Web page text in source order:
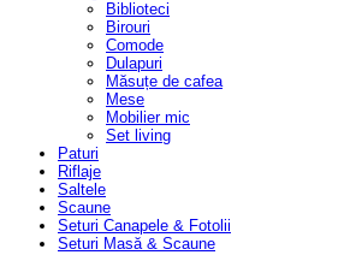
Biblioteci
Birouri
Comode
Dulapuri
Măsuțe de cafea
Mese
Mobilier mic
Set living
Paturi
Riflaje
Saltele
Scaune
Seturi Canapele & Fotolii
Seturi Masă & Scaune